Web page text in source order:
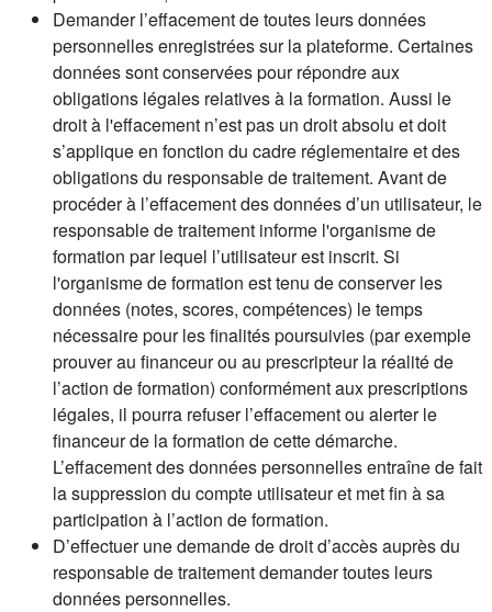
Demander l’effacement de toutes leurs données
personnelles enregistrées sur la plateforme. Certaines
données sont conservées pour répondre aux
obligations légales relatives à la formation. Aussi le
droit à l'effacement n’est pas un droit absolu et doit
s’applique en fonction du cadre réglementaire et des
obligations du responsable de traitement. Avant de
procéder à l’effacement des données d’un utilisateur, le
responsable de traitement informe l'organisme de
formation par lequel l’utilisateur est inscrit. Si
l'organisme de formation est tenu de conserver les
données (notes, scores, compétences) le temps
nécessaire pour les finalités poursuivies (par exemple
prouver au financeur ou au prescripteur la réalité de
l’action de formation) conformément aux prescriptions
légales, il pourra refuser l’effacement ou alerter le
financeur de la formation de cette démarche.
L’effacement des données personnelles entraîne de fait
la suppression du compte utilisateur et met fin à sa
participation à l’action de formation.
D’effectuer une demande de droit d’accès auprès du
responsable de traitement demander toutes leurs
données personnelles.